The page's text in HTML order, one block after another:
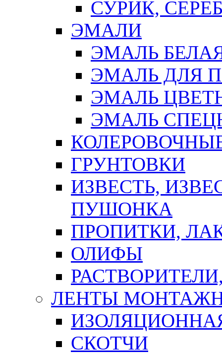
СУРИК,
ЭМАЛИ
ЭМАЛЬ
ЭМАЛЬ ДЛЯ
ЭМАЛЬ
ЭМАЛЬ
ГРУНТОВКИ
ИЗВЕСТЬ,
ПУШОНКА
ПРОПИТКИ,
ОЛИФЫ
ЛЕНТЫ
СКОТЧИ